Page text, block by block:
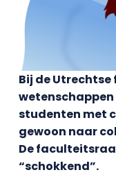
Bij de
studenten met
gewoon naar
De
“schokkend”.